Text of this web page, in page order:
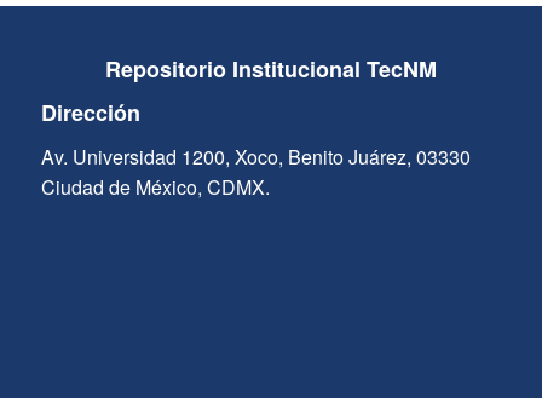
Repositorio Institucional TecNM
Dirección
Av. Universidad 1200, Xoco, Benito Juárez, 03330
Ciudad de México, CDMX.